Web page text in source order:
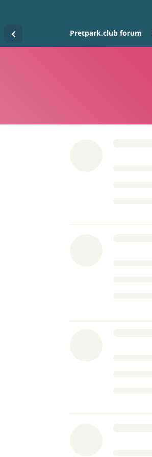
Pretpark.club forum